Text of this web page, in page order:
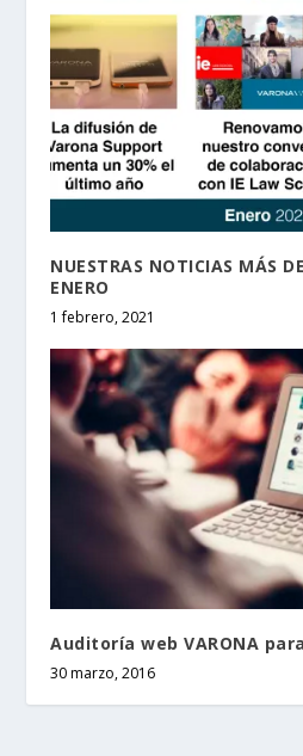
NUESTRAS NOTICIAS MÁS
ENERO
1 febrero, 2021
Auditoría web VARONA
30 marzo, 2016